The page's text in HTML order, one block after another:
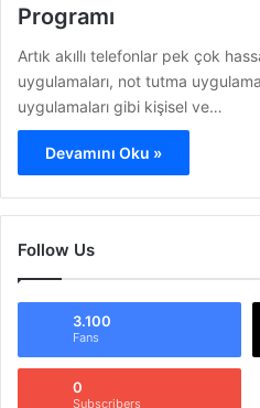
Programı
Artık akıllı telefonlar pek çok
uygulamaları, not tutma
uygulamaları gibi kişisel ve…
Devamını Oku »
Follow Us
3.100
Fans
0
Subscribers